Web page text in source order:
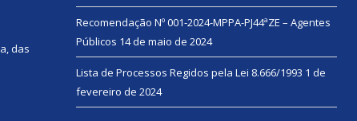
das
Recomendação Nº 001-2024-MPPA-PJ44ªZE – Agentes
Públicos 14 de maio de 2024
Lista de Processos Regidos pela Lei 8.666/1993 1 de
fevereiro de 2024